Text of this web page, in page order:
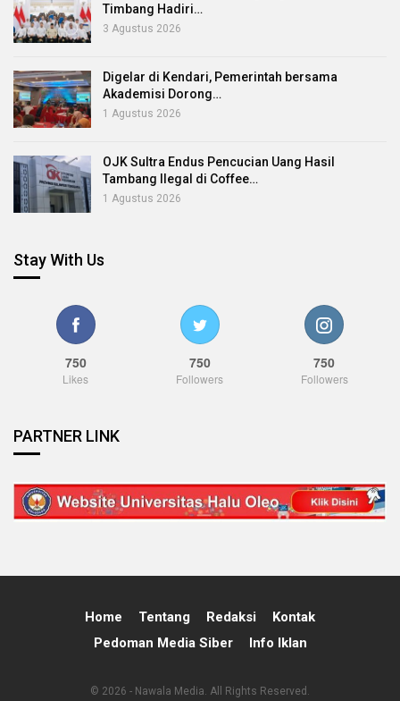
Timbang Hadiri…
3 Agustus 2026
Digelar di Kendari, Pemerintah bersama
Akademisi Dorong…
1 Agustus 2026
OJK Sultra Endus Pencucian Uang Hasil
Tambang Ilegal di Coffee…
1 Agustus 2026
Stay With Us
750
Likes
750
Followers
750
Followers
PARTNER LINK
Home Tentang Redaksi
Kontak
Pedoman Media Siber
Info Iklan
© 2026 - Nawala Media. All Rights Reserved.